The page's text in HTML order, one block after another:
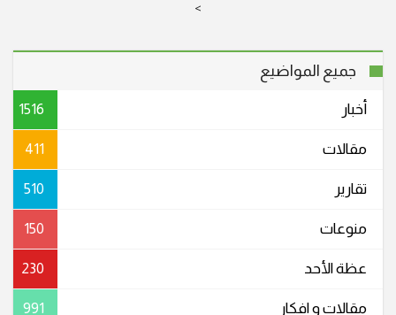
>
جميع المواضيع
أخبار 1516
مقالات 411
تقارير 510
منوعات 150
عظة الأحد 230
مقالات و افكار 991